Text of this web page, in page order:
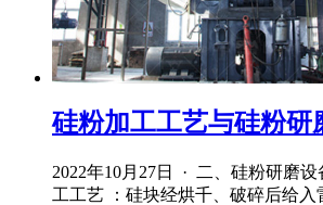
硅粉加工工艺与硅粉研
2022年10月27日 · 二、硅粉研磨
工工艺 ：硅块经烘千、破碎后给